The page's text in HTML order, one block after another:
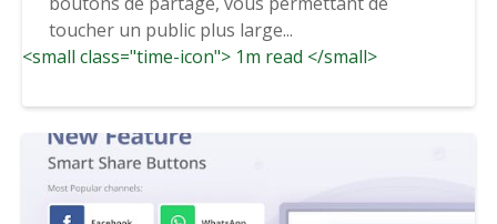
toucher un public plus large...
<small class="time-icon"> 1m read </small>